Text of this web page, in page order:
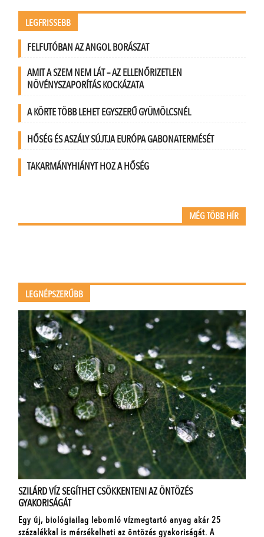
LEGFRISSEBB
FELFUTÓBAN AZ ANGOL BORÁSZAT
AMIT A SZEM NEM LÁT – AZ ELLENŐRIZETLEN
NÖVÉNYSZAPORÍTÁS KOCKÁZATA
A KÖRTE TÖBB LEHET EGYSZERŰ GYÜMÖLCSNÉL
HŐSÉG ÉS ASZÁLY SÚJTJA EURÓPA GABONATERMÉSÉT
TAKARMÁNYHIÁNYT HOZ A HŐSÉG
MÉG TÖBB HÍR
LEGNÉPSZERŰBB